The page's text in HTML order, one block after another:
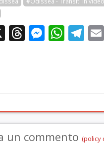
X Threads
un commento (policy